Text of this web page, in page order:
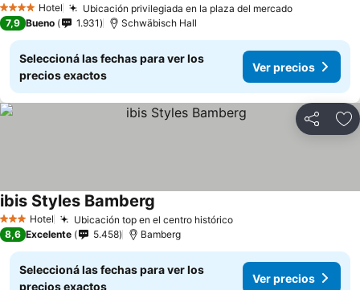
4 EstrellasHotel Ubicación privilegiada en la plaza del mercado
7,9 Bueno 1.931 Schwäbisch Hall
Seleccioná las fechas para ver los
precios exactos
Ver precios
Compartir
3 Estrellas
Hotel Ubicación top en el centro histórico
ibis Styles Bamberg
8,6 Excelente 5.458 Bamberg
Seleccioná las fechas para ver los
precios exactos
Ver precios